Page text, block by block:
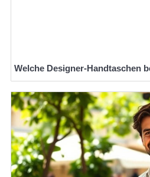
Welche Designer-Handtaschen